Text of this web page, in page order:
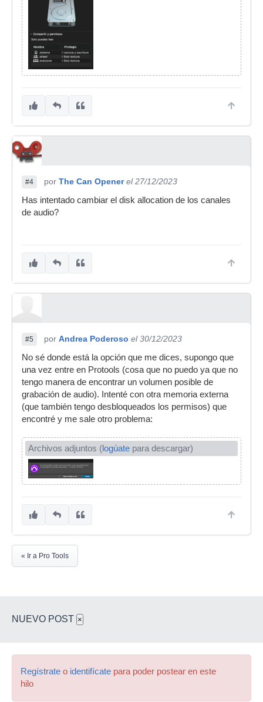
#4 por The Can Opener el 27/12/2023
Has intentado cambiar el disk allocation de los canales
de audio?
#5 por Andrea Poderoso el 30/12/2023
No sé donde está la opción que me dices, supongo que
una vez entre en Protools (cosa que no puedo ya que no
tengo manera de encontrar un volumen posible de
grabación de audio). Intenté con otra memoria externa
(que también tengo desbloqueados los permisos) que
encontré y me sale otro problema:
Archivos adjuntos (logúate para descargar)
« Ir a Pro Tools
NUEVO POST ×
Regístrate o identifícate para poder postear en este
hilo